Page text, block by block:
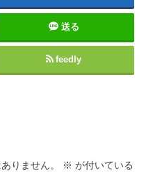
送る
feedly
りません。 ※ が付いている